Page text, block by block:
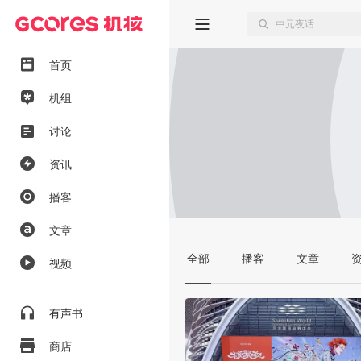
首页
机组
讨论
资讯
播客
文章
视频
有声书
商店
全部 播客 文章